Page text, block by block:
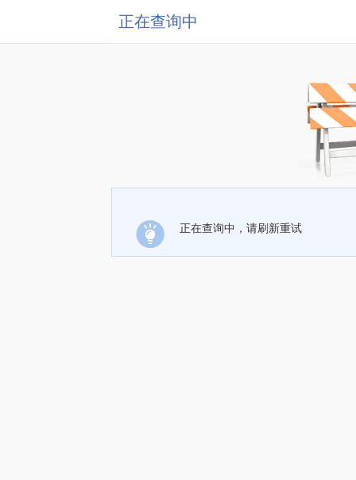
正在查询中
正在查询中，请刷新重试